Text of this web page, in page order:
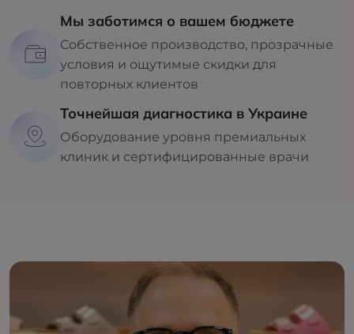
Мы заботимся о вашем бюджете
Собственное производство, прозрачные
условия и ощутимые скидки для
повторных клиентов
Точнейшая диагностика в Украине
Оборудование уровня премиальных
клиник и сертифицированные врачи